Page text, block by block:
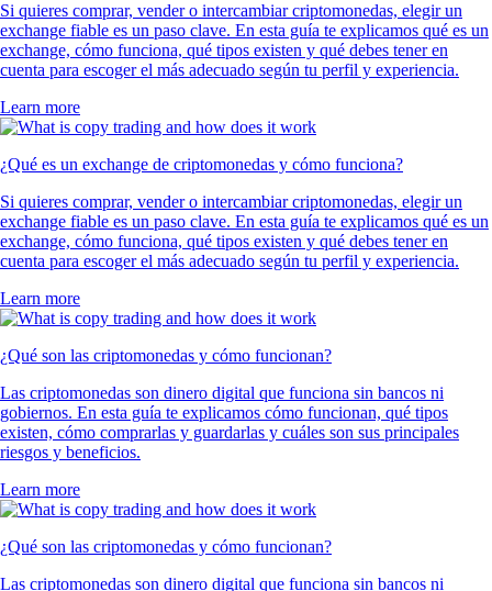
Si quieres comprar, vender o intercambiar criptomonedas, elegir un
exchange fiable es un paso clave. En esta guía te explicamos qué es un
exchange, cómo funciona, qué tipos existen y qué debes tener en
cuenta para escoger el más adecuado según tu perfil y experiencia.
Learn more
¿Qué es un exchange de criptomonedas y cómo funciona?
Si quieres comprar, vender o intercambiar criptomonedas, elegir un
exchange fiable es un paso clave. En esta guía te explicamos qué es un
exchange, cómo funciona, qué tipos existen y qué debes tener en
cuenta para escoger el más adecuado según tu perfil y experiencia.
Learn more
¿Qué son las criptomonedas y cómo funcionan?
Las criptomonedas son dinero digital que funciona sin bancos ni
gobiernos. En esta guía te explicamos cómo funcionan, qué tipos
existen, cómo comprarlas y guardarlas y cuáles son sus principales
riesgos y beneficios.
Learn more
¿Qué son las criptomonedas y cómo funcionan?
Las criptomonedas son dinero digital que funciona sin bancos ni